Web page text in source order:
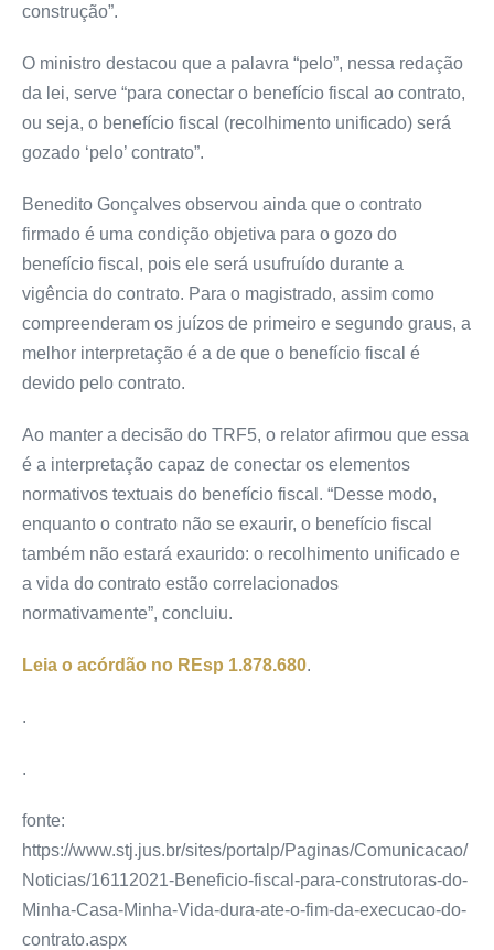
construção”.
O ministro destacou que a palavra “pelo”, nessa redação
da lei, serve “para conectar o benefício fiscal ao contrato,
ou seja, o benefício fiscal (recolhimento unificado) será
gozado ‘pelo’ contrato”.
Benedito Gonçalves observou ainda que o contrato
firmado é uma condição objetiva para o gozo do
benefício fiscal, pois ele será usufruído durante a
vigência do contrato. Para o magistrado, assim como
compreenderam os juízos de primeiro e segundo graus, a
melhor interpretação é a de que o benefício fiscal é
devido pelo contrato.
Ao manter a decisão do TRF5, o relator afirmou que essa
é a interpretação capaz de conectar os elementos
normativos textuais do benefício fiscal. “Desse modo,
enquanto o contrato não se exaurir, o benefício fiscal
também não estará exaurido: o recolhimento unificado e
a vida do contrato estão correlacionados
normativamente”, concluiu.
Leia o acórdão no REsp 1.878.680.
.
.
fonte:
https://www.stj.jus.br/sites/portalp/Paginas/Comunicacao/
Noticias/16112021-Beneficio-fiscal-para-construtoras-do-
Minha-Casa-Minha-Vida-dura-ate-o-fim-da-execucao-do-
contrato.aspx